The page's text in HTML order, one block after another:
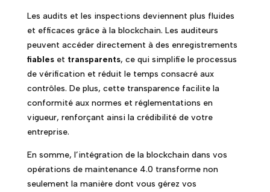
Les audits et les inspections deviennent plus fluides
et efficaces grâce à la blockchain. Les auditeurs
peuvent accéder directement à des enregistrements
fiableset transparents, ce qui simplifie le processus
de vérification et réduit le temps consacré aux
contrôles. De plus, cette transparence facilite la
conformité aux normes et réglementations en
vigueur, renforçant ainsi la crédibilité de votre
entreprise.
En somme, l’intégration de la blockchain dans vos
opérations de maintenance 4.0 transforme non
seulement la manière dont vous gérez vos